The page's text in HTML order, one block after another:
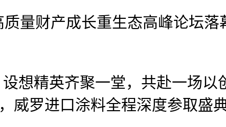
财产成长重生态高峰论坛落
精英齐聚一堂，共赴一场以
威罗进口涂料全程深度参取盛